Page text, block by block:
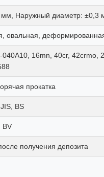
Наружный диаметр: ±0,3
овальная,
16mn, 40cr, 42crmo,
прокатка
BS
BV
получения депозита